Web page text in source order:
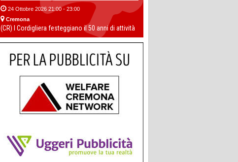
24 Ottobre 2026 21:00 - 23:00
Cremona
(CR) I Cordigliera festeggiano il 50 anni di attività